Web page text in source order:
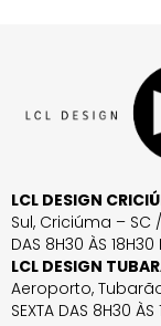
LCL DESIGN
Sul, Criciúma – SC /
DAS 8H30 ÀS
LCL DESIGN
Aeroporto,
SEXTA DAS 8H30